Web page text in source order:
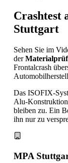
Crashtest
Stuttgart
Sehen Sie im
der
Frontalcrash
Das ISOFIX-
Alu-
bleiben zu. Ein
ihn nur zu
MPA